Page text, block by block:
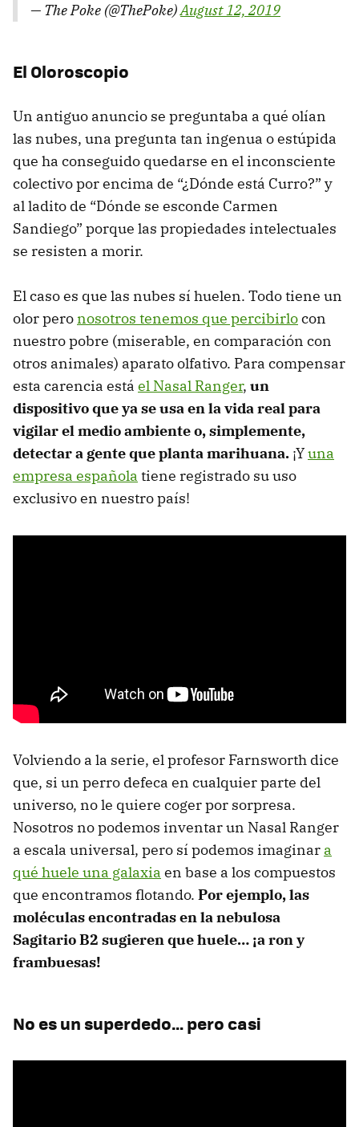
— The Poke (@ThePoke)August 12, 2019
El Oloroscopio
Un antiguo anuncio se preguntaba a qué olían
las nubes, una pregunta tan ingenua o estúpida
que ha conseguido quedarse en el inconsciente
colectivo por encima de “¿Dónde está Curro?” y
al ladito de “Dónde se esconde Carmen
Sandiego” porque las propiedades intelectuales
se resisten a morir.
El caso es que las nubes sí huelen. Todo tiene un
olor peronosotros tenemos que percibirlocon
nuestro pobre (miserable, en comparación con
otros animales) aparato olfativo. Para compensar
esta carencia está el Nasal Ranger, un
dispositivo que ya se usa en la vida real para
vigilar el medio ambiente o, simplemente,
detectar a gente que planta marihuana. ¡Yuna
empresa española tiene registrado su uso
exclusivo en nuestro país!
Volviendo a la serie, el profesor Farnsworth dice
que, si un perro defeca en cualquier parte del
universo, no le quiere coger por sorpresa.
Nosotros no podemos inventar un Nasal Ranger
a escala universal, pero sí podemos imaginar a
qué huele una galaxia en base a los compuestos
que encontramos flotando. Por ejemplo, las
moléculas encontradas en la nebulosa
Sagitario B2 sugieren que huele… ¡a ron y
frambuesas!
No es un superdedo… pero casi